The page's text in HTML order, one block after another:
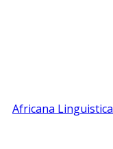
Africana Linguistica